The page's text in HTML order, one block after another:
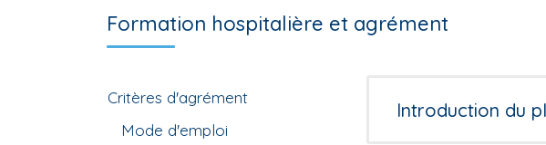
Formation hospitalière et agrément
Critères d'agrément
Mode d'emploi
Introduction du